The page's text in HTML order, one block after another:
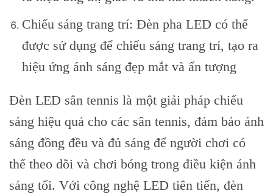
Chiếu sáng trang trí: Đèn pha LED có thể
được sử dụng để chiếu sáng trang trí, tạo ra
hiệu ứng ánh sáng đẹp mắt và ấn tượng
Đèn LED sân tennis là một giải pháp chiếu
sáng hiệu quả cho các sân tennis, đảm bảo ánh
sáng đồng đều và đủ sáng để người chơi có
thể theo dõi và chơi bóng trong điều kiện ánh
sáng tối. Với công nghệ LED tiên tiến, đèn